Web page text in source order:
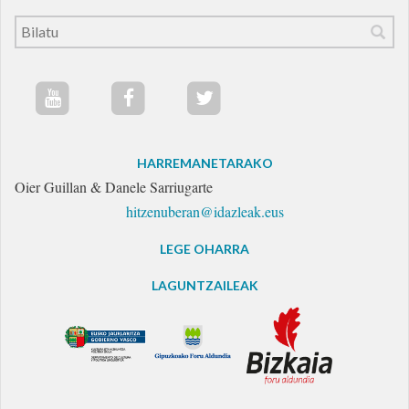
HARREMANETARAKO
Oier Guillan & Danele Sarriugarte
hitzenuberan@idazleak.eus
LEGE OHARRA
LAGUNTZAILEAK